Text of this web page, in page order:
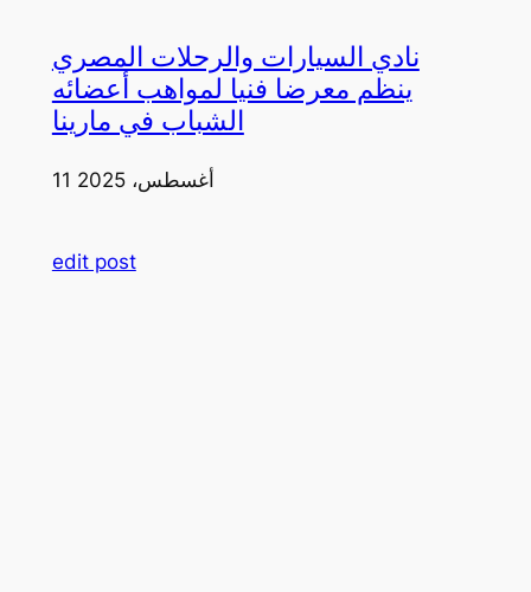
نادي السيارات والرحلات المصري
ينظم معرضا فنيا لمواهب أعضائه
الشباب في مارينا
11 أغسطس، 2025
edit post